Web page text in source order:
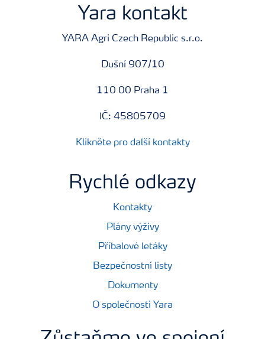
Yara kontakt
YARA Agri Czech Republic s.r.o.
Dušní 907/10
110 00 Praha 1
IČ: 45805709
Klikněte pro další kontakty
Rychlé odkazy
Kontakty
Plány výživy
Příbalové letáky
Bezpečnostní listy
Dokumenty
O společnosti Yara